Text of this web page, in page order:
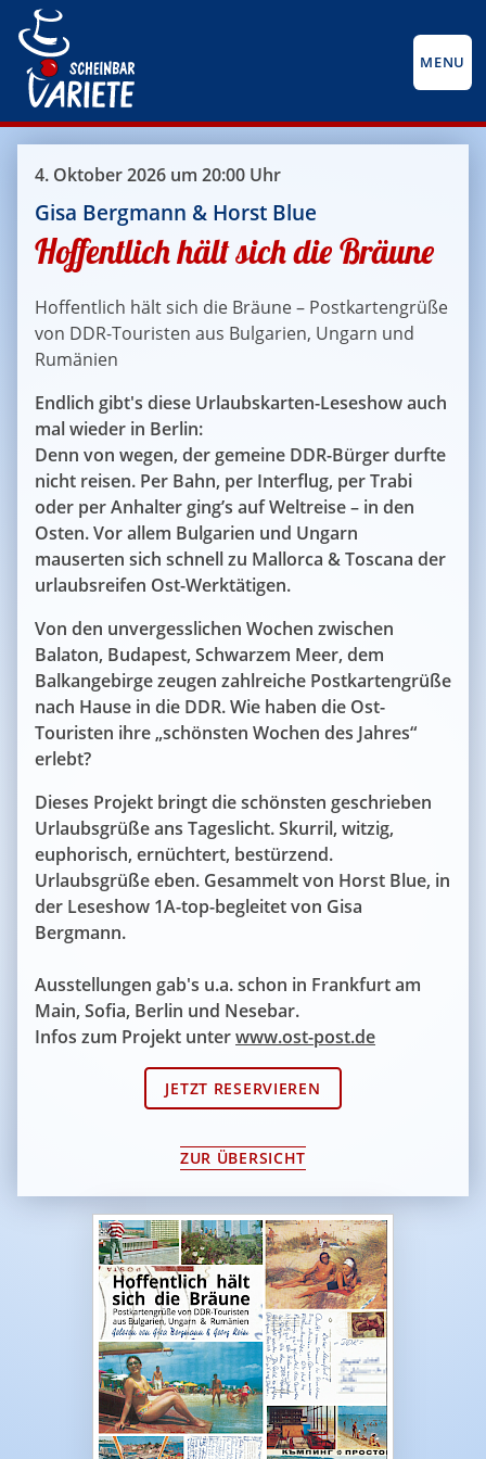
MENU
4. Oktober 2026 um 20:00 Uhr
Gisa Bergmann & Horst Blue
Hoffentlich hält sich die Bräune
Hoffentlich hält sich die Bräune – Postkartengrüße
von DDR-Touristen aus Bulgarien, Ungarn und
Rumänien
Endlich gibt's diese Urlaubskarten-Leseshow auch
mal wieder in Berlin:
Denn von wegen, der gemeine DDR-Bürger durfte
nicht reisen. Per Bahn, per Interflug, per Trabi
oder per Anhalter ging’s auf Weltreise – in den
Osten. Vor allem Bulgarien und Ungarn
mauserten sich schnell zu Mallorca & Toscana der
urlaubsreifen Ost-Werktätigen.
Von den unvergesslichen Wochen zwischen
Balaton, Budapest, Schwarzem Meer, dem
Balkangebirge zeugen zahlreiche Postkartengrüße
nach Hause in die DDR. Wie haben die Ost-
Touristen ihre „schönsten Wochen des Jahres“
erlebt?
Dieses Projekt bringt die schönsten geschrieben
Urlaubsgrüße ans Tageslicht. Skurril, witzig,
euphorisch, ernüchtert, bestürzend.
Urlaubsgrüße eben. Gesammelt von Horst Blue, in
der Leseshow 1A-top-begleitet von Gisa
Bergmann.
Ausstellungen gab's u.a. schon in Frankfurt am
Main, Sofia, Berlin und Nesebar.
Infos zum Projekt unterwww.ost-post.de
JETZT RESERVIEREN
ZUR ÜBERSICHT